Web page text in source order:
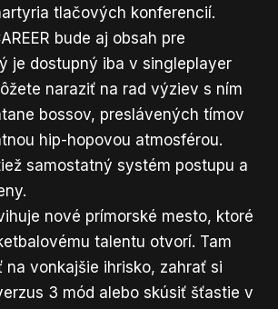
tlačových konferencií.
bude aj obsah pre
je dostupný iba v singleplayer
naraziť na rad výziev s ním
bossov, preslávených tímov
hip-hopovou atmosférou.
samostatný systém postupu a
nové prímorské mesto, ktoré
talentu otvorí. Tam
na vonkajšie ihrisko, zahrať si
3 mód alebo skúsiť šťastie v